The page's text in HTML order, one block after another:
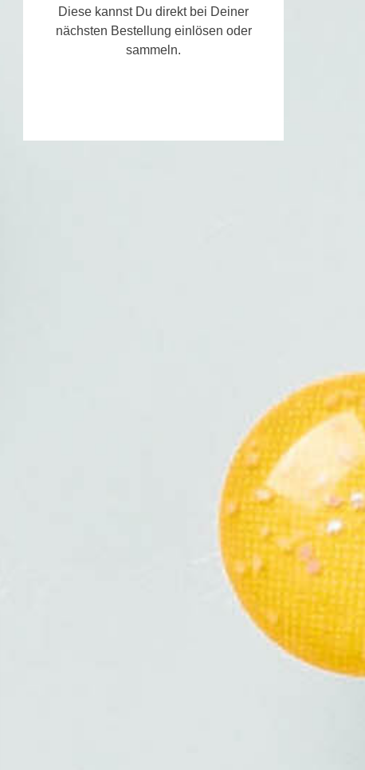
Diese kannst Du direkt bei Deiner
nächsten Bestellung einlösen oder
sammeln.